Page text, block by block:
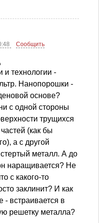
Сообщить
и технологии -
Нанопорошки -
основе?
с одной стороны
трущихся
(как бы
а с другой
металл. А до
наращивается? Не
с какого-то
заклинит? И как
- встраивается в
решетку металла?